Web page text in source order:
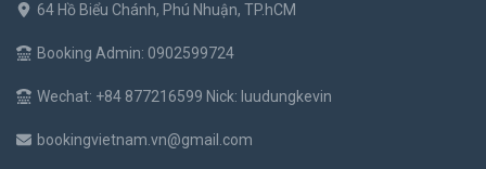
64 Hồ Biểu Chánh, Phú Nhuận, TP.hCM
Booking Admin: 0902599724
Wechat: +84 877216599 Nick: luudungkevin
bookingvietnam.vn@gmail.com